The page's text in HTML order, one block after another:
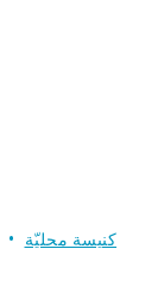
كنيسة محليّة